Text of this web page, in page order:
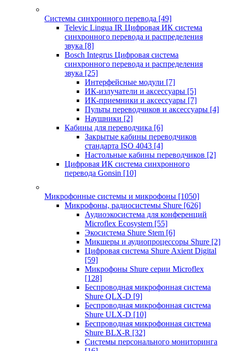
Системы синхронного перевода [49]
Televic Lingua IR Цифровая ИК система
синхронного перевода и распределения
звука [8]
Bosch Integrus Цифровая система
синхронного перевода и распределения
звука [25]
Интерфейсные модули [7]
ИК-излучатели и аксессуары [5]
ИК-приемники и аксессуары [7]
Пульты переводчиков и аксессуары [4]
Наушники [2]
Кабины для переводчика [6]
Закрытые кабины переводчиков
стандарта ISO 4043 [4]
Настольные кабины переводчиков [2]
Цифровая ИК система синхронного
перевода Gonsin [10]
Микрофонные системы и микрофоны [1050]
Микрофоны, радиосистемы Shure [626]
Аудиоэкосистема для конференций
Microflex Ecosystem [55]
Экосистема Shure Stem [6]
Микшеры и аудиопроцессоры Shure [2]
Цифровая система Shure Axient Digital
[59]
Микрофоны Shure серии Microflex
[128]
Беспроводная микрофонная система
Shure QLX-D [9]
Беспроводная микрофонная система
Shure ULX-D [10]
Беспроводная микрофонная система
Shure BLX-R [32]
Системы персонального мониторинга